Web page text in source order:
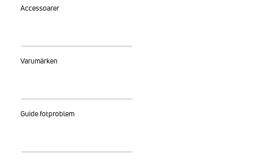
Accessoarer
Varumärken
Guide fotproblem